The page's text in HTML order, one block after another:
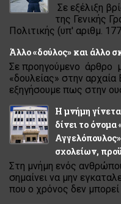
Σε εξέλιξη
της Γενικής
Πολιτικής (υπ' αριθμ.
Άλλο «δούλος» και άλλο
Σε προηγούμενο άρθρο
«δουλείας» στην
εξηγήσουμε πως στην
Η μνήμη
δίνει το
σχολείων,
Στη μνήμη ενός
σημαίνει να μην
που ο χρόνος δεν μπορεί